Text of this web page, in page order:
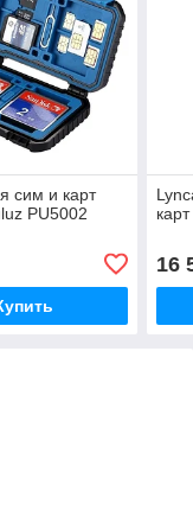
сим и карт
PU5002
16